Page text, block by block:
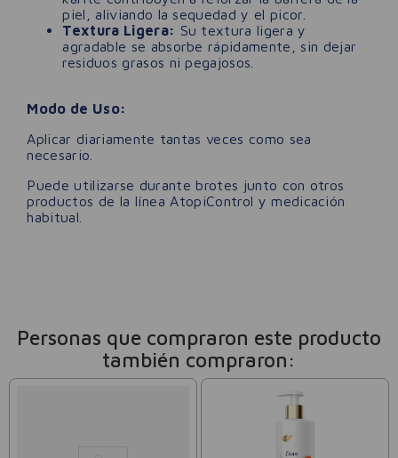
piel, aliviando la sequedad y el picor.
Textura Ligera: Su textura ligera y
agradable se absorbe rápidamente, sin dejar
residuos grasos ni pegajosos.
Modo de Uso:
Aplicar diariamente tantas veces como sea
necesario.
Puede utilizarse durante brotes junto con otros
productos de la línea AtopiControl y medicación
habitual.
Personas que compraron este producto
también compraron: